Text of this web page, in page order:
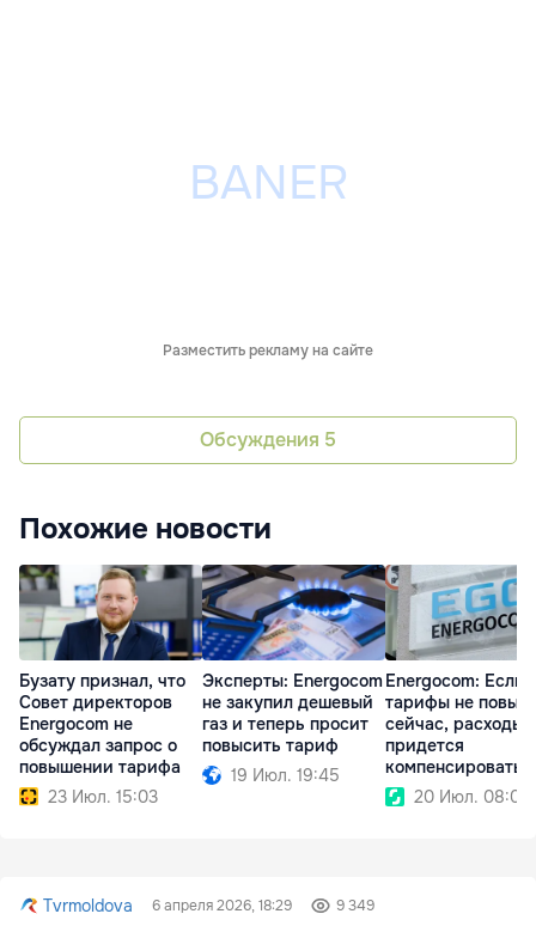
Разместить рекламу на сайте
Обсуждения 5
Похожие новости
Бузату признал, что
Совет директоров
Energocom не
обсуждал запрос о
повышении тарифа
23 Июл. 15:03
Эксперты: Energocom
не закупил дешевый
газ и теперь просит
повысить тариф
19 Июл. 19:45
Energocom: Если
тарифы не
сейчас, расходы
придется
компенсировать
позже20 Июл. 08:02
Tvrmoldova 6 апреля 2026, 18:29 9 349